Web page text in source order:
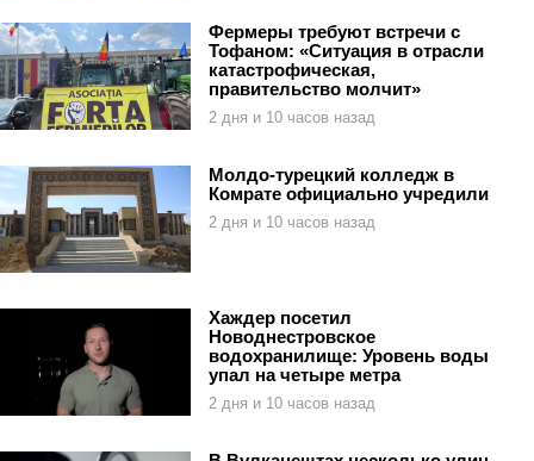
Фермеры требуют встречи с
Тофаном: «Ситуация в отрасли
катастрофическая,
правительство молчит»
2 дня и 10 часов назад
Молдо-турецкий колледж в
Комрате официально учредили
2 дня и 10 часов назад
Хаждер посетил
Новоднестровское
водохранилище: Уровень воды
упал на четыре метра
2 дня и 10 часов назад